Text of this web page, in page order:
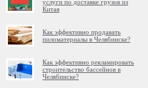
услуги по доставке грузов из
Китая
Как эффективно продавать
пиломатериалы в Челябинске?
Как эффективно рекламировать
строительство бассейнов в
Челябинске?